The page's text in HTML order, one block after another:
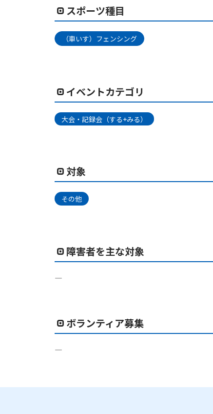
スポーツ種目
（車いす）フェンシング
イベントカテゴリ
大会・記録会（する+みる）
対象
その他
障害者を主な対象
―
ボランティア募集
―